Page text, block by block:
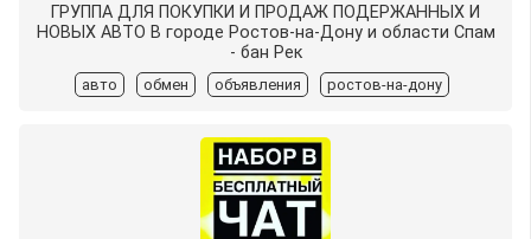
ГРУППА ДЛЯ ПОКУПКИ И ПРОДАЖ ПОДЕРЖАННЫХ И
НОВЫХ АВТО В городе Ростов-на-Дону и области Спам
- бан Рек
авто обмен объявления ростов-на-дону